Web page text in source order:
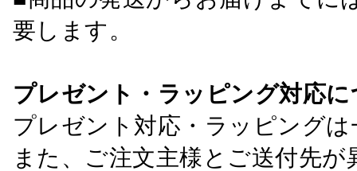
要します。
プレゼント・ラッピング対応
プレゼント対応・ラッピング
また、ご注文主様とご送付先